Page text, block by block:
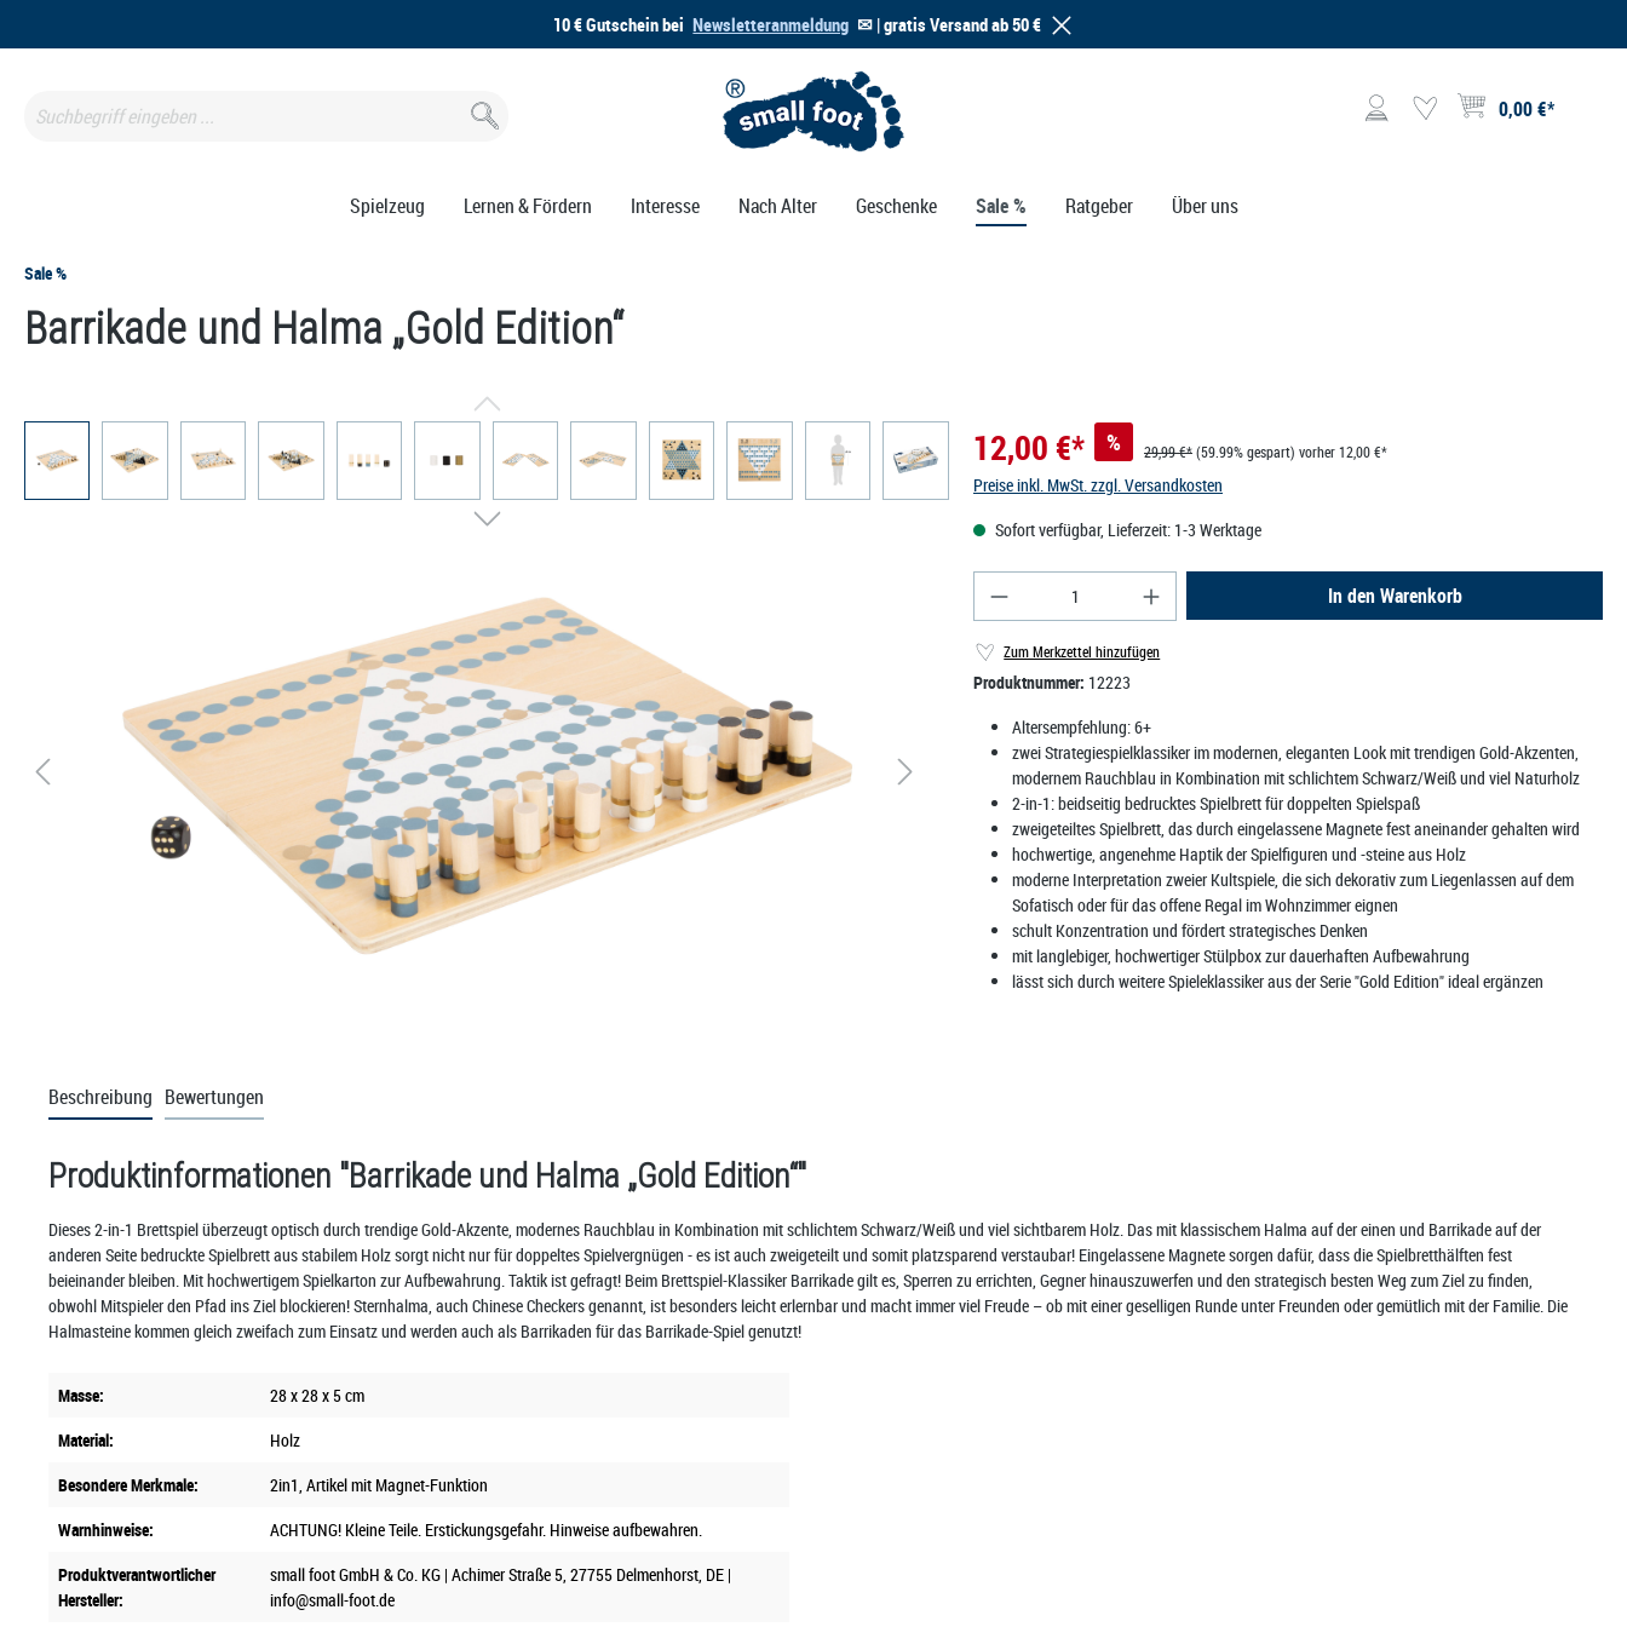
10 € Gutschein bei Newsletteranmeldung ✉ | gratis Versand ab 50 €
0,00 €*
Warenkorb enthält 0
Spielzeug Lernen & Fördern Interesse Nach Alter Geschenke Sale % Ratgeber Über uns
Sale %
Barrikade und Halma „Gold Edition“
12,00 €* % 29,99 €*(59.99% gespart) vorher 12,00 €*
Preise inkl. MwSt. zzgl. Versandkosten
Sofort verfügbar, Lieferzeit: 1-3 Werktage
Produkt Anzahl: Gib den gewünschten Wert ein oder
In den Warenkorb
Zum Merkzettel hinzufügen
Produktnummer: 12223
Altersempfehlung:6+
zwei Strategiespielklassiker im modernen, eleganten Look mit trendigen Gold-Akzenten,
modernem Rauchblau in Kombination mit schlichtem Schwarz/Weiß und viel Naturholz
2-in-1: beidseitig bedrucktes Spielbrett für doppelten Spielspaß
zweigeteiltes Spielbrett, das durch eingelassene Magnete fest aneinander gehalten wird
hochwertige, angenehme Haptik der Spielfiguren und -steine aus Holz
moderne Interpretation zweier Kultspiele, die sich dekorativ zum Liegenlassen auf dem
Sofatisch oder für das offene Regal im Wohnzimmer eignen
schult Konzentration und fördert strategisches Denken
mit langlebiger, hochwertiger Stülpbox zur dauerhaften Aufbewahrung
lässt sich durch weitere Spieleklassiker aus der Serie "Gold Edition" ideal ergänzen
Beschreibung Bewertungen
Produktinformationen "Barrikade und Halma „Gold Edition“"
Dieses 2-in-1 Brettspiel überzeugt optisch durch trendige Gold-Akzente, modernes Rauchblau in Kombination mit schlichtem Schwarz/Weiß und viel sichtbarem Holz. Das mit klassischem Halma auf der einen und Barrikade auf der
anderen Seite bedruckte Spielbrett aus stabilem Holz sorgt nicht nur für doppeltes Spielvergnügen - es ist auch zweigeteilt und somit platzsparend verstaubar! Eingelassene Magnete sorgen dafür, dass die Spielbretthälften fest
beieinander bleiben. Mit hochwertigem Spielkarton zur Aufbewahrung. Taktik ist gefragt! Beim Brettspiel-Klassiker Barrikade gilt es, Sperren zu errichten, Gegner hinauszuwerfen und den strategisch besten Weg zum Ziel zu finden,
obwohl Mitspieler den Pfad ins Ziel blockieren! Sternhalma, auch Chinese Checkers genannt, ist besonders leicht erlernbar und macht immer viel Freude – ob mit einer geselligen Runde unter Freunden oder gemütlich mit der Familie. Die
Halmasteine kommen gleich zweifach zum Einsatz und werden auch als Barrikaden für das Barrikade-Spiel genutzt!
Masse:
28 x 28 x 5 cm
Material:
Holz
Besondere Merkmale:
2in1 , Artikel mit Magnet-Funktion
Warnhinweise:
ACHTUNG! Kleine Teile. Erstickungsgefahr. Hinweise aufbewahren.
Produktverantwortlicher
Hersteller:
small foot GmbH & Co. KG | Achimer Straße 5, 27755 Delmenhorst, DE |
info@small-foot.de